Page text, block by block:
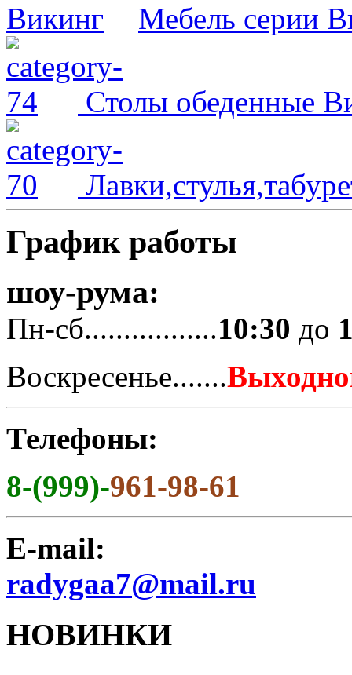
Мебель серии
Столы обеденные
График работы
шоу-рума:
Пн-сб.................10:30 до
Воскресенье.......
Телефоны:
8-(999)-961-98-61
E-mail:
radygaa7@mail.ru
НОВИНКИ